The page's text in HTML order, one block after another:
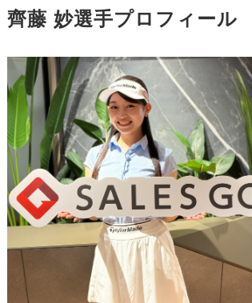
齊藤 妙選手プロフィール